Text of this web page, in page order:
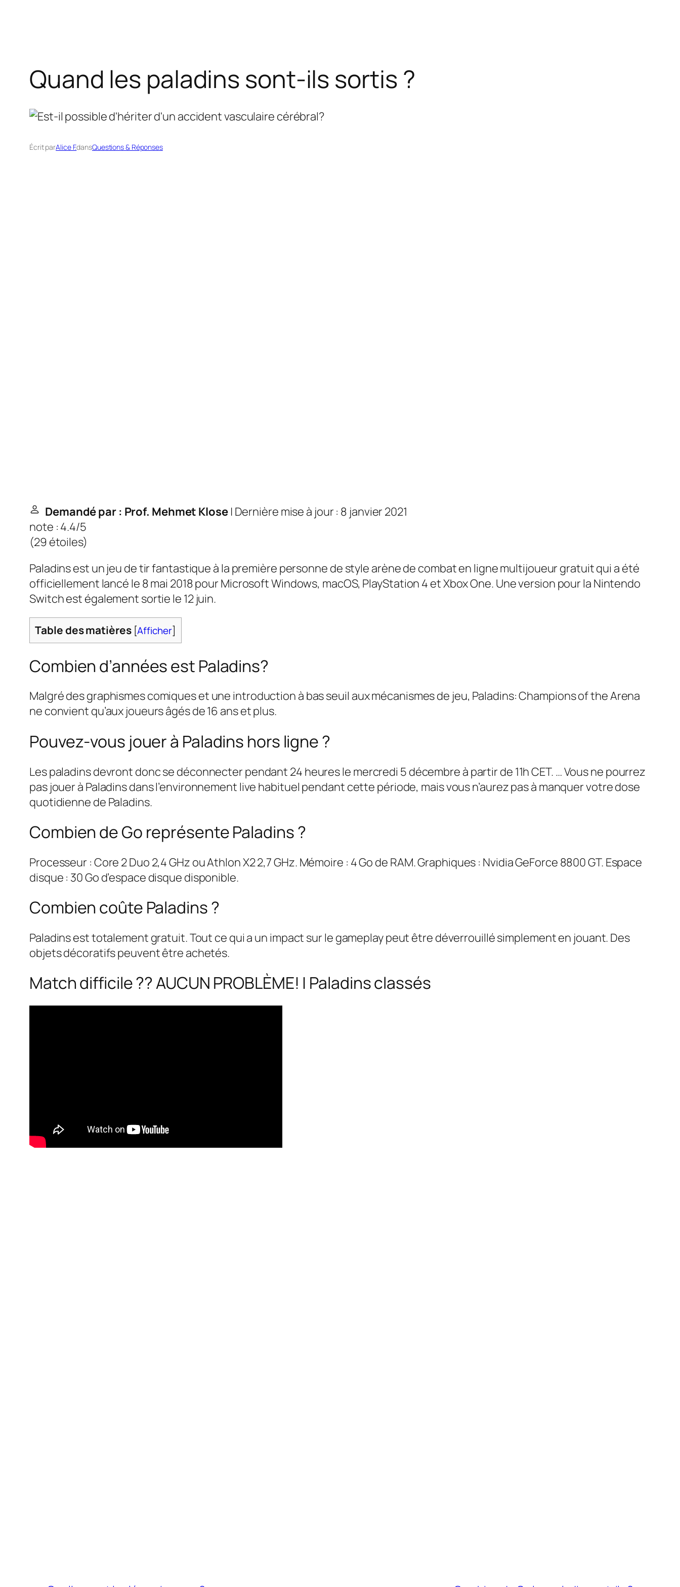
Quand les paladins sont-ils sortis ?
Écrit parAlice F.dansQuestions & Réponses
Demandé par : Prof. Mehmet Klose| Dernière mise à jour : 8 janvier 2021
note : 4.4/5
(29 étoiles)
Paladins est un jeu de tir fantastique à la première personne de style arène de combat en ligne multijoueur gratuit qui a été
officiellement lancé le 8 mai 2018 pour Microsoft Windows, macOS, PlayStation 4 et Xbox One. Une version pour la Nintendo
Switch est également sortie le 12 juin.
Table des matières [Afficher]
Combien d’années est Paladins?
Malgré des graphismes comiques et une introduction à bas seuil aux mécanismes de jeu, Paladins: Champions of the Arena
ne convient qu’aux joueurs âgés de 16 ans et plus.
Pouvez-vous jouer à Paladins hors ligne ?
Les paladins devront donc se déconnecter pendant 24 heures le mercredi 5 décembre à partir de 11h CET. … Vous ne pourrez
pas jouer à Paladins dans l’environnement live habituel pendant cette période, mais vous n’aurez pas à manquer votre dose
quotidienne de Paladins.
Combien de Go représente Paladins ?
Processeur : Core 2 Duo 2,4 GHz ou Athlon X2 2,7 GHz. Mémoire : 4 Go de RAM. Graphiques : Nvidia GeForce 8800 GT. Espace
disque : 30 Go d’espace disque disponible.
Combien coûte Paladins ?
Paladins est totalement gratuit. Tout ce qui a un impact sur le gameplay peut être déverrouillé simplement en jouant. Des
objets décoratifs peuvent être achetés.
Match difficile ?? AUCUN PROBLÈME! | Paladins classés